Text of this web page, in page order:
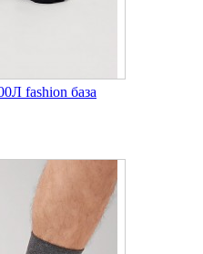
fashion база